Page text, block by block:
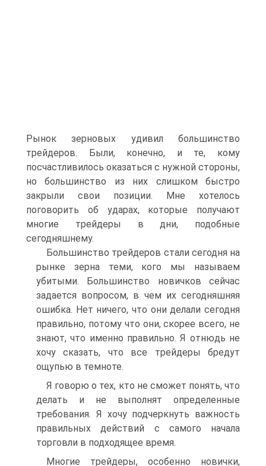
Рынок зерновых удивил большинство
трейдеров. Были, конечно, и те, кому
посчастливилось оказаться с нужной стороны,
но большинство из них слишком быстро
закрыли свои позиции. Мне хотелось
поговорить об ударах, которые получают
многие трейдеры в дни, подобные
сегодняшнему.
Большинство трейдеров стали сегодня на
рынке зерна теми, кого мы называем
убитыми. Большинство новичков сейчас
задается вопросом, в чем их сегодняшняя
ошибка. Нет ничего, что они делали сегодня
правильно, потому что они, скорее всего, не
знают, что именно правильно. Я отнюдь не
хочу сказать, что все трейдеры бредут
ощупью в темноте.
Я говорю о тех, кто не сможет понять, что
делать и не выполнят определенные
требования. Я хочу подчеркнуть важность
правильных действий с самого начала
торговли в подходящее время.
Многие трейдеры, особенно новички,